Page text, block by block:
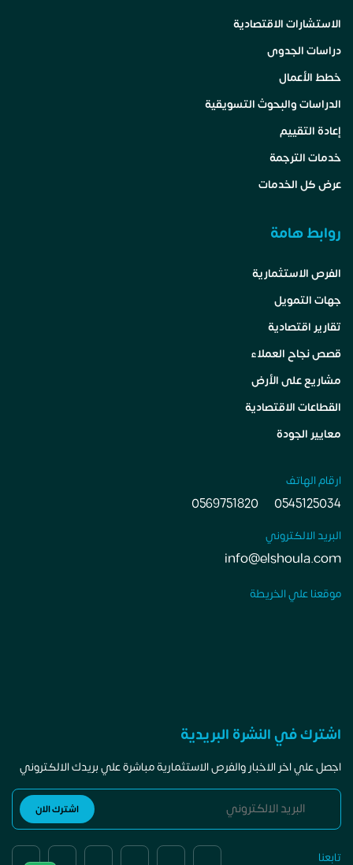
الاستشارات الاقتصادية
دراسات الجدوى
خطط الأعمال
الدراسات والبحوث التسويقية
إعادة التقييم
خدمات الترجمة
عرض كل الخدمات
روابط هامة
الفرص الاستثمارية
جهات التمويل
تقارير اقتصادية
قصص نجاح العملاء
مشاريع على الأرض
القطاعات الاقتصادية
معايير الجودة
ارقام الهاتف
0545125034
0569751820
البريد الالكتروني
info@elshoula.com
موقعنا علي الخريطة
اشترك في النشرة البريدية
اجصل علي اخر الاخبار والفرص الاستثمارية مباشرة علي بريدك الالكتروني
تابعنا